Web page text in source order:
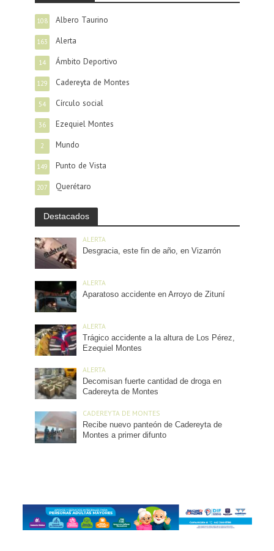
Albero Taurino
108
Alerta
163
Ámbito Deportivo
14
Cadereyta de Montes
129
Círculo social
54
Ezequiel Montes
36
Mundo
2
Punto de Vista
149
Querétaro
207
Destacados
ALERTA
Desgracia, este fin de año, en Vizarrón
ALERTA
Aparatoso accidente en Arroyo de Zituní
ALERTA
Trágico accidente a la altura de Los Pérez,
Ezequiel Montes
ALERTA
Decomisan fuerte cantidad de droga en
Cadereyta de Montes
CADEREYTA DE MONTES
Recibe nuevo panteón de Cadereyta de
Montes a primer difunto